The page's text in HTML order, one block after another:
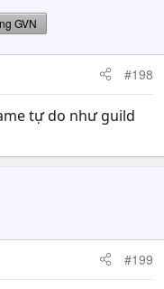
GVN
#198
tự do như guild
#199